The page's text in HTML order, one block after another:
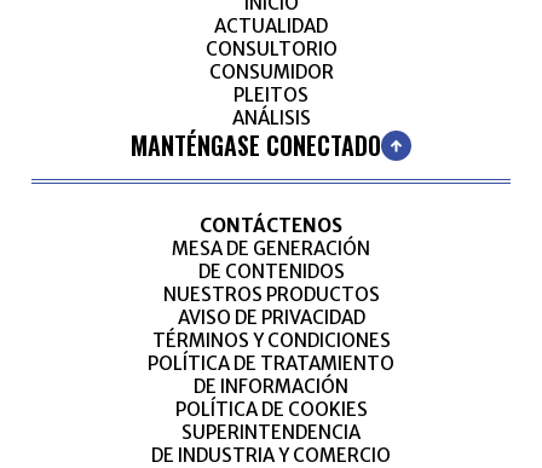
ACTUALIDAD
CONSULTORIO
CONSUMIDOR
PLEITOS
ANÁLISIS
MANTÉNGASE CONECTADO
CONTÁCTENOS
MESA DE GENERACIÓN
DE CONTENIDOS
NUESTROS PRODUCTOS
AVISO DE PRIVACIDAD
TÉRMINOS Y CONDICIONES
POLÍTICA DE TRATAMIENTO
DE INFORMACIÓN
POLÍTICA DE COOKIES
SUPERINTENDENCIA
DE INDUSTRIA Y COMERCIO